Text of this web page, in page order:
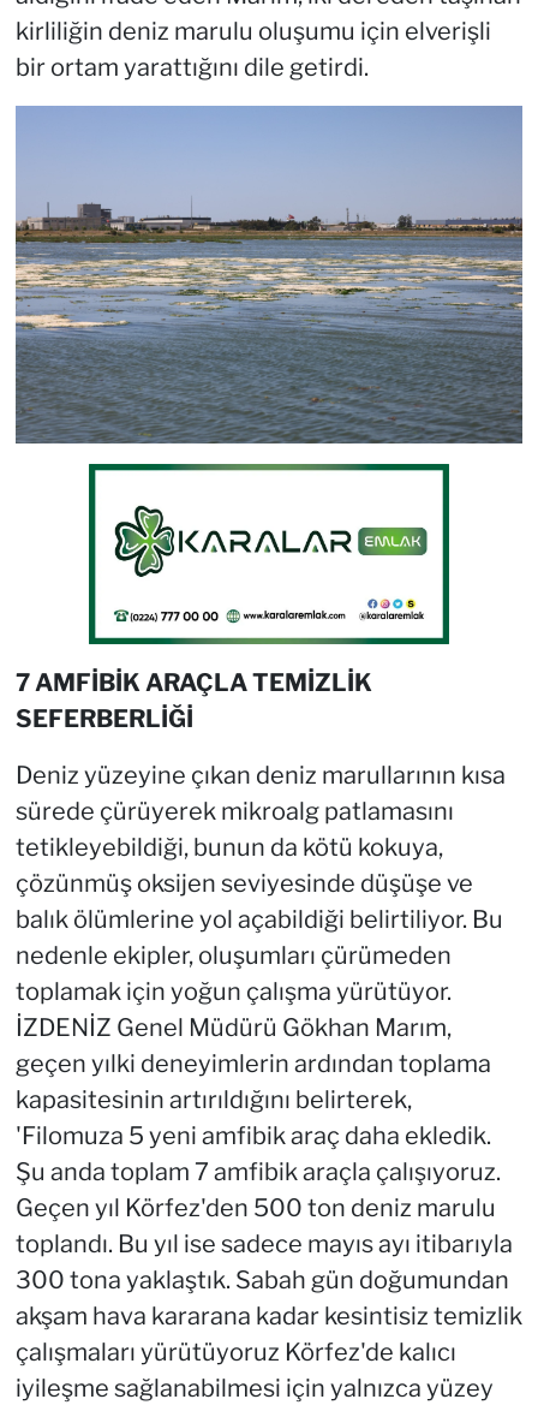
kirliliğin deniz marulu oluşumu için elverişli
bir ortam yarattığını dile getirdi.
7 AMFİBİK ARAÇLA TEMİZLİK
SEFERBERLİĞİ
Deniz yüzeyine çıkan deniz marullarının kısa
sürede çürüyerek mikroalg patlamasını
tetikleyebildiği, bunun da kötü kokuya,
çözünmüş oksijen seviyesinde düşüşe ve
balık ölümlerine yol açabildiği belirtiliyor. Bu
nedenle ekipler, oluşumları çürümeden
toplamak için yoğun çalışma yürütüyor.
İZDENİZ Genel Müdürü Gökhan Marım,
geçen yılki deneyimlerin ardından toplama
kapasitesinin artırıldığını belirterek,
'Filomuza 5 yeni amfibik araç daha ekledik.
Şu anda toplam 7 amfibik araçla çalışıyoruz.
Geçen yıl Körfez'den 500 ton deniz marulu
toplandı. Bu yıl ise sadece mayıs ayı itibarıyla
300 tona yaklaştık. Sabah gün doğumundan
akşam hava kararana kadar kesintisiz temizlik
çalışmaları yürütüyoruz Körfez'de kalıcı
iyileşme sağlanabilmesi için yalnızca yüzey